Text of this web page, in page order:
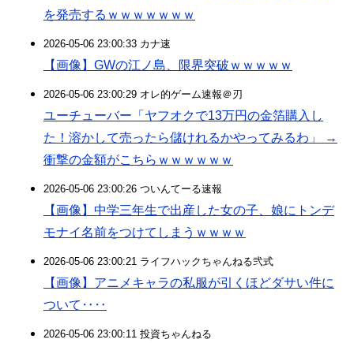
を発売するｗｗｗｗｗｗｗ
2026-05-06 23:00:33 カナ速
【画像】GWの江ノ島、限界突破ｗｗｗｗｗ
2026-05-06 23:00:29 オレ的ゲーム速報＠刃
ユーチューバー「ヤフオクで13万円の金箔購入し
た！溶かして売ったら儲けれるかやってみるわ」 →
衝撃の金額がこちらｗｗｗｗｗｗ
2026-05-06 23:00:26 ついんてーる速報
【画像】中学三年生で出産した女の子、娘にトンデ
モナイ名前をつけてしまうｗｗｗｗ
2026-05-06 23:00:21 ライフハックちゃんねる弐式
【画像】アニメキャラの私服が引くほどダサい件に
ついて‥‥
2026-05-06 23:00:11 投資ちゃんねる